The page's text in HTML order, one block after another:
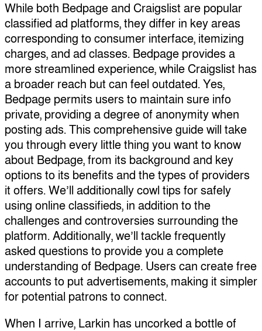
While both Bedpage and Craigslist are popular
classified ad platforms, they differ in key areas
corresponding to consumer interface, itemizing
charges, and ad classes. Bedpage provides a
more streamlined experience, while Craigslist has
a broader reach but can feel outdated. Yes,
Bedpage permits users to maintain sure info
private, providing a degree of anonymity when
posting ads. This comprehensive guide will take
you through every little thing you want to know
about Bedpage, from its background and key
options to its benefits and the types of providers
it offers. We’ll additionally cowl tips for safely
using online classifieds, in addition to the
challenges and controversies surrounding the
platform. Additionally, we’ll tackle frequently
asked questions to provide you a complete
understanding of Bedpage. Users can create free
accounts to put advertisements, making it simpler
for potential patrons to connect.
When I arrive, Larkin has uncorked a bottle of